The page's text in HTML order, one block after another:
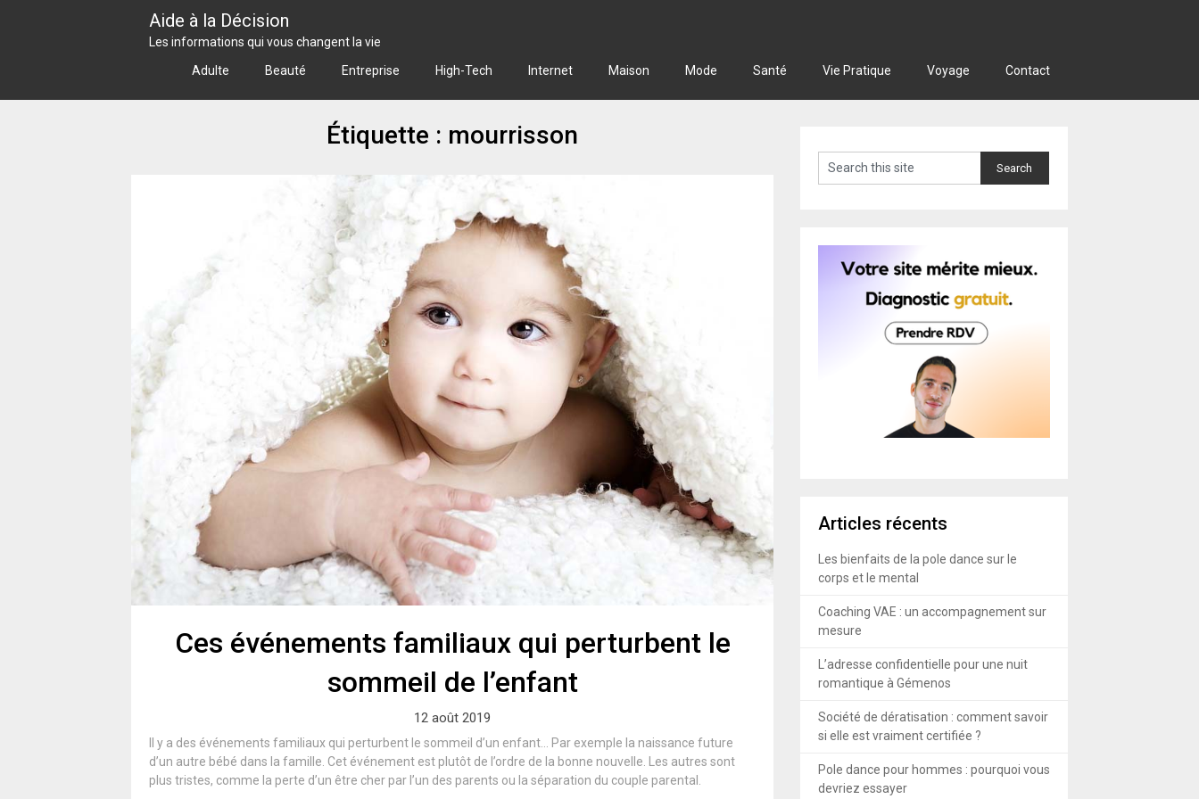
Aide à la Décision
Les informations qui vous changent la vie
Adulte
Beauté Entreprise High-Tech Internet Maison Mode Santé Vie Pratique Voyage Contact
Étiquette : mourrisson
Ces événements familiaux qui perturbent le
sommeil de l’enfant
12 août 2019
Il y a des événements familiaux qui perturbent le sommeil d’un enfant… Par exemple la naissance future
d’un autre bébé dans la famille. Cet événement est plutôt de l’ordre de la bonne nouvelle. Les autres sont
plus tristes, comme la perte d’un être cher par l’un des parents ou la séparation du couple parental.
Articles récents
Les bienfaits de la pole dance sur le
corps et le mental
Coaching VAE : un accompagnement sur
mesure
L’adresse confidentielle pour une nuit
romantique à Gémenos
Société de dératisation : comment savoir
si elle est vraiment certifiée ?
Pole dance pour hommes : pourquoi vous
devriez essayer